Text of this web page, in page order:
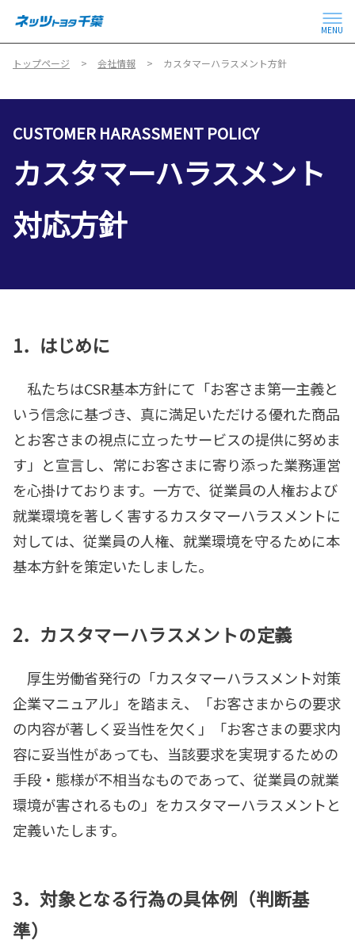
MENU
トップページ 会社情報 カスタマーハラスメント方針
CUSTOMER HARASSMENT POLICY
カスタマーハラスメント
対応方針
1．はじめに
私たちはCSR基本方針にて「お客さま第一主義と
いう信念に基づき、真に満足いただける優れた商品
とお客さまの視点に立ったサービスの提供に努めま
す」と宣言し、常にお客さまに寄り添った業務運営
を心掛けております。一方で、従業員の人権および
就業環境を著しく害するカスタマーハラスメントに
対しては、従業員の人権、就業環境を守るために本
基本方針を策定いたしました。
2． カスタマーハラスメントの定義
厚生労働省発行の「カスタマーハラスメント対策
企業マニュアル」を踏まえ、「お客さまからの要求
の内容が著しく妥当性を欠く」「お客さまの要求内
容に妥当性があっても、当該要求を実現するための
手段・態様が不相当なものであって、従業員の就業
環境が害されるもの」をカスタマーハラスメントと
定義いたします。
3． 対象となる行為の具体例（判断基
準）